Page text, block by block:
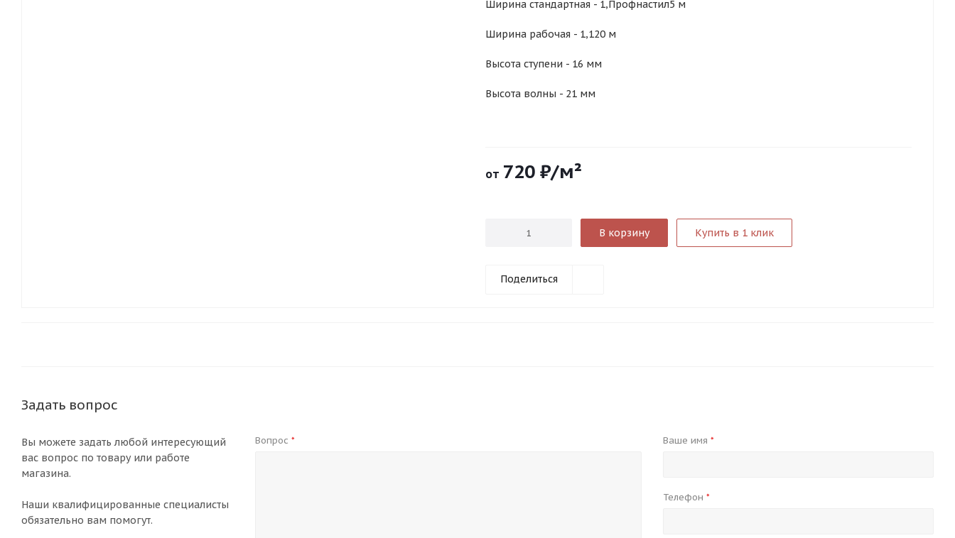
Ширина стандартная - 1,Профнастил5 м
Ширина рабочая - 1,120 м
Высота ступени - 16 мм
Высота волны - 21 мм
от 720 ₽/м²
В корзину Купить в 1 клик
Поделиться
Задать вопрос
Вы можете задать любой интересующий
вас вопрос по товару или работе
магазина.
Наши квалифицированные специалисты
обязательно вам помогут.
Вопрос * Ваше имя*
Телефон*